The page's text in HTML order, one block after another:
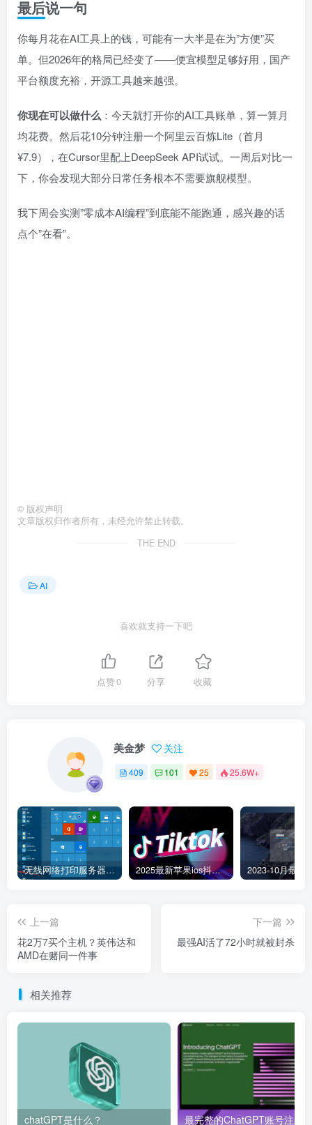
最后说一句
你每月花在AI工具上的钱，可能有一大半是在为”方便”买
单。但2026年的格局已经变了——便宜模型足够好用，国产
平台额度充裕，开源工具越来越强。
你现在可以做什么 ：今天就打开你的AI工具账单，算一算月
均花费。然后花10分钟注册一个阿里云百炼Lite（首月
¥7.9），在Cursor里配上DeepSeek API试试。一周后对比一
下，你会发现大部分日常任务根本不需要旗舰模型。
我下周会实测”零成本AI编程”到底能不能跑通，感兴趣的话
点个”在看”。
© 版权声明
文章版权归作者所有，未经允许禁止转载。
THE END
AI
喜欢就支持一下吧
点赞0 分享 收藏
美金梦 关注
409 101 25 25.6W+
无线网络打印服务器连接和添加打印机教程 2025最新苹果ios抖音tiktok国际版免拔卡版本
上一篇
花2万7买个主机？英伟达和
AMD在赌同一件事
下一篇
最强AI活了72小时就被封杀
相关推荐
chatGPT是什么？